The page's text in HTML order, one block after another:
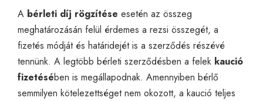
A bérleti díj rögzítése esetén az összeg
meghatározásán felül érdemes a rezsi összegét, a
fizetés módját és határidejét is a szerződés részévé
tennünk. A legtöbb bérleti szerződésben a felek kaució
fizetésében is megállapodnak. Amennyiben bérlő
semmilyen kötelezettséget nem okozott, a kaució teljes